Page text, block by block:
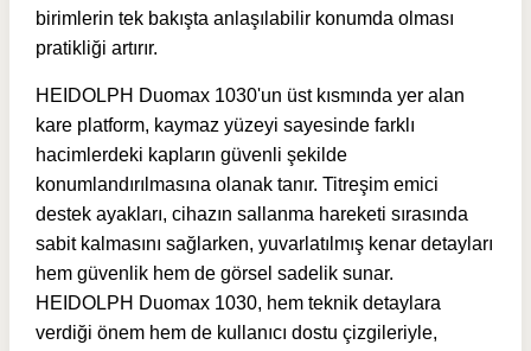
birimlerin tek bakışta anlaşılabilir konumda olması
pratikliği artırır.
HEIDOLPH Duomax 1030'un üst kısmında yer alan
kare platform, kaymaz yüzeyi sayesinde farklı
hacimlerdeki kapların güvenli şekilde
konumlandırılmasına olanak tanır. Titreşim emici
destek ayakları, cihazın sallanma hareketi sırasında
sabit kalmasını sağlarken, yuvarlatılmış kenar detayları
hem güvenlik hem de görsel sadelik sunar.
HEIDOLPH Duomax 1030, hem teknik detaylara
verdiği önem hem de kullanıcı dostu çizgileriyle,